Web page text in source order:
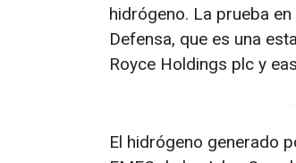
hidrógeno. La prueba
Defensa, que es una
Royce Holdings plc y
El hidrógeno generado